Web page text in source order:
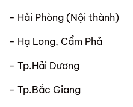
- Hải Phòng (Nội thành)
- Hạ Long, Cẩm Phả
- Tp.Hải Dương
- Tp.Bắc Giang